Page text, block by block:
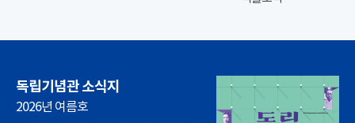
독립기념관 소식지
2026년 여름호